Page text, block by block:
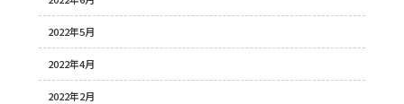
2022年5月
2022年4月
2022年2月